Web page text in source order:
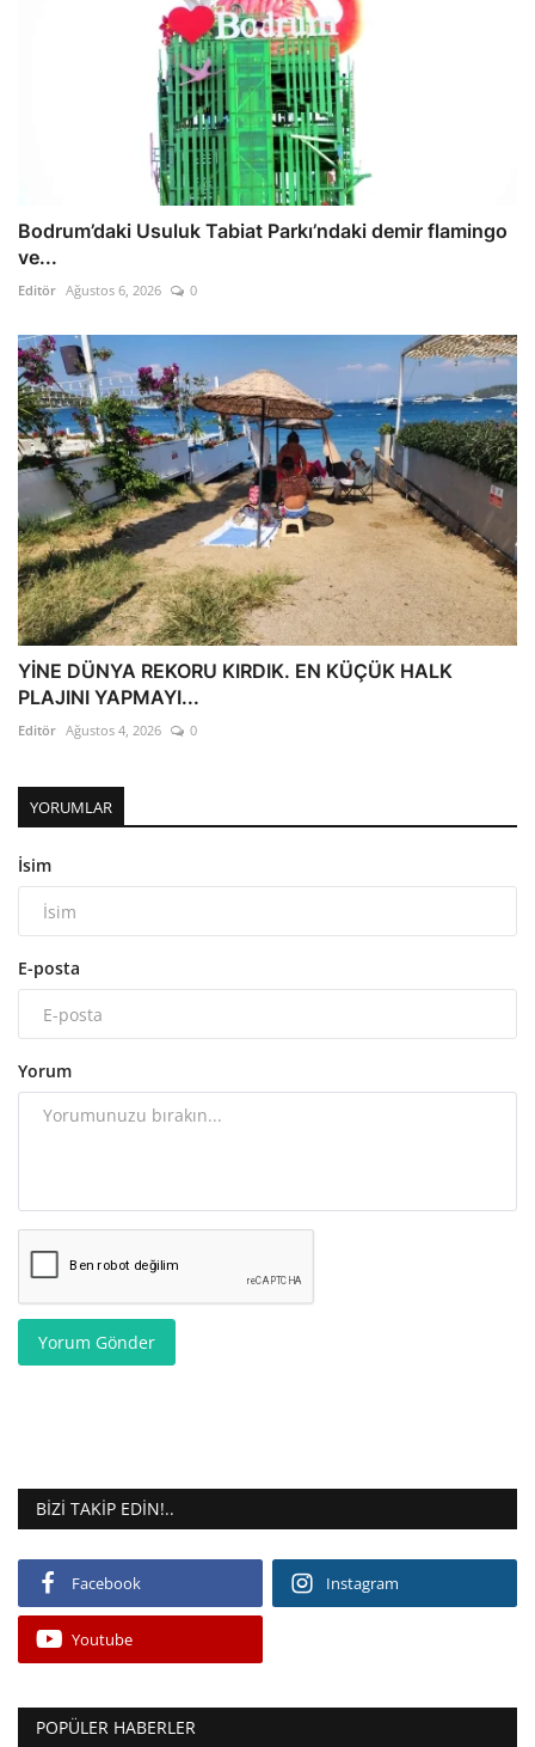
Bodrum’daki Usuluk Tabiat Parkı’ndaki demir flamingo
ve...
Editör Ağustos 6, 2026 0
YİNE DÜNYA REKORU KIRDIK. EN KÜÇÜK HALK
PLAJINI YAPMAYI...
Editör Ağustos 4, 2026 0
YORUMLAR
İsim
E-posta
Yorum
Yorum Gönder
BIZI TAKIP EDIN!..
Facebook Instagram
Youtube
POPÜLER HABERLER